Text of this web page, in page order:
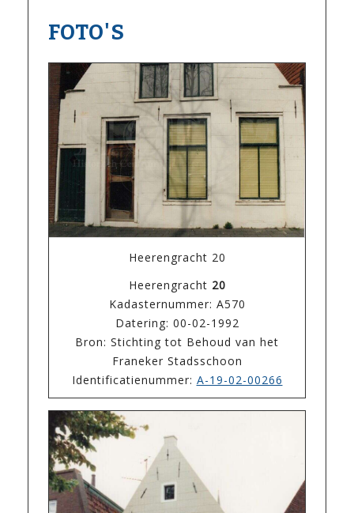
FOTO'S
Heerengracht 20
Heerengracht 20
Kadasternummer: A570
Datering: 00-02-1992
Bron: Stichting tot Behoud van het
Franeker Stadsschoon
Identificatienummer: A-19-02-00266